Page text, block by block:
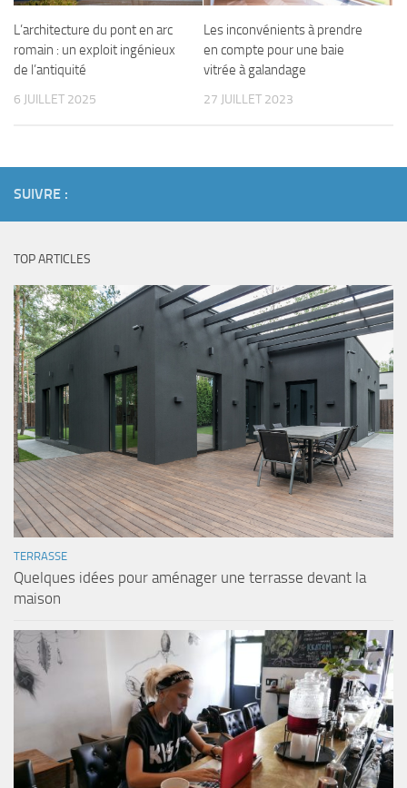
L’architecture du pont en arc
romain : un exploit ingénieux
de l’antiquité
6 JUILLET 2025
Les inconvénients à prendre
en compte pour une baie
vitrée à galandage
27 JUILLET 2023
SUIVRE :
TOP ARTICLES
TERRASSE
Quelques idées pour aménager une terrasse devant la
maison